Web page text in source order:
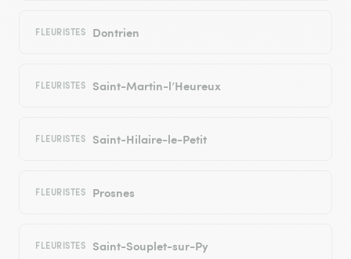
FLEURISTES Dontrien
FLEURISTES Saint-Martin-l’Heureux
FLEURISTES Saint-Hilaire-le-Petit
FLEURISTES Prosnes
FLEURISTES Saint-Souplet-sur-Py